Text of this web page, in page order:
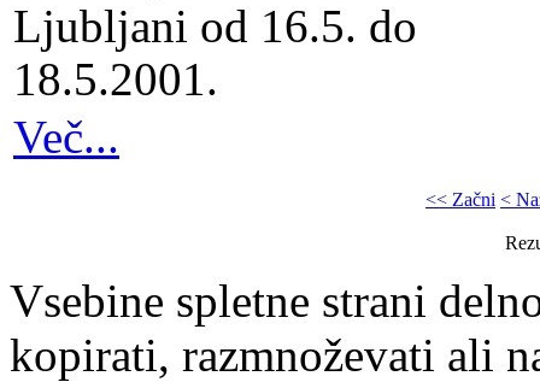
Ljubljani od 16.5. do
18.5.2001.
Več...
<< Začni <
Vsebine spletne strani
kopirati, razmnoževati ali